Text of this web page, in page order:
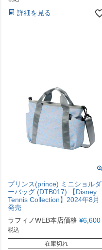
詳細を見る
プリンス(prince) ミニショルダ
ーバッグ (DTB017) 【Disney
Tennis Collection】2024年8月
発売
ラフィノWEB本店価格 ¥6,600
税込
在庫切れ